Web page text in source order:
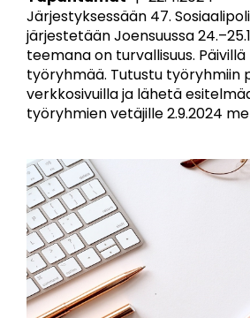
Järjestyksessään 47.
järjestetään Joensuussa
teemana on turvallisuus. Päivillä
työryhmää. Tutustu työryhmiin
verkkosivuilla ja lähetä
työryhmien vetäjille 2.9.2024
Image